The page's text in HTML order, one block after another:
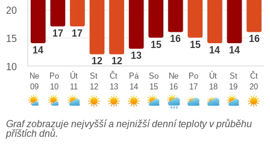
14
17 17
12 12
13
15
16
15
14 14
16
20
15
10
Ne
09
Po
10
Út
11
St
12
Čt
13
Pá
14
So
15
Ne
16
Po
17
Út
18
St
19
Čt
20
Graf zobrazuje nejvyšší a nejnižší denní teploty v průběhu
příštích dnů.